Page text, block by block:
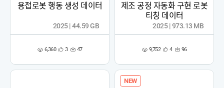
용접로봇 행동 생성 데이터
조 6,360 관
록
3 다 47
2025 | 44.59 GB
제조 공정 자동화 구현 로봇
티칭 데이터
조 9,752 관
록
4 다 96
2025 | 973.13 MB
NEW